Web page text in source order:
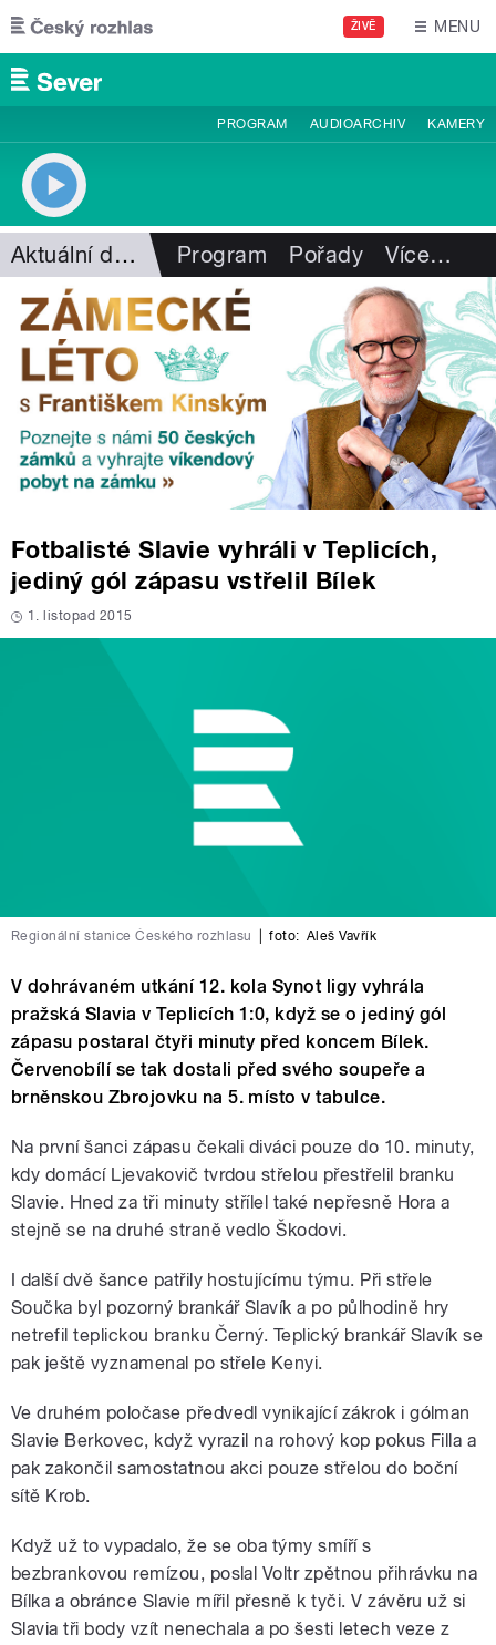
Přejít k hlavnímu obsahu
ŽIVĚ MENU
PROGRAM AUDIOARCHIV KAMERY
Aktuální dění Program Pořady Více…
Fotbalisté Slavie vyhráli v Teplicích,
jediný gól zápasu vstřelil Bílek
1. listopad 2015
Regionální stanice Českého rozhlasu foto: Aleš Vavřík
V dohrávaném utkání 12. kola Synot ligy vyhrála
pražská Slavia v Teplicích 1:0, když se o jediný gól
zápasu postaral čtyři minuty před koncem Bílek.
Červenobílí se tak dostali před svého soupeře a
brněnskou Zbrojovku na 5. místo v tabulce.
Na první šanci zápasu čekali diváci pouze do 10. minuty,
kdy domácí Ljevakovič tvrdou střelou přestřelil branku
Slavie. Hned za tři minuty střílel také nepřesně Hora a
stejně se na druhé straně vedlo Škodovi.
I další dvě šance patřily hostujícímu týmu. Při střele
Součka byl pozorný brankář Slavík a po půlhodině hry
netrefil teplickou branku Černý. Teplický brankář Slavík se
pak ještě vyznamenal po střele Kenyi.
Ve druhém poločase předvedl vynikající zákrok i gólman
Slavie Berkovec, když vyrazil na rohový kop pokus Filla a
pak zakončil samostatnou akci pouze střelou do boční
sítě Krob.
Když už to vypadalo, že se oba týmy smíří s
bezbrankovou remízou, poslal Voltr zpětnou přihrávku na
Bílka a obránce Slavie mířil přesně k tyči. V závěru už si
Slavia tři body vzít nenechala a po šesti letech veze z